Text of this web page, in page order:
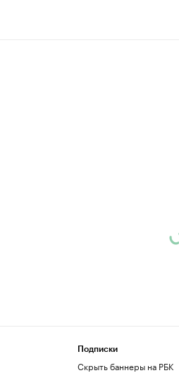
Подписки
Скрыть баннеры на РБК